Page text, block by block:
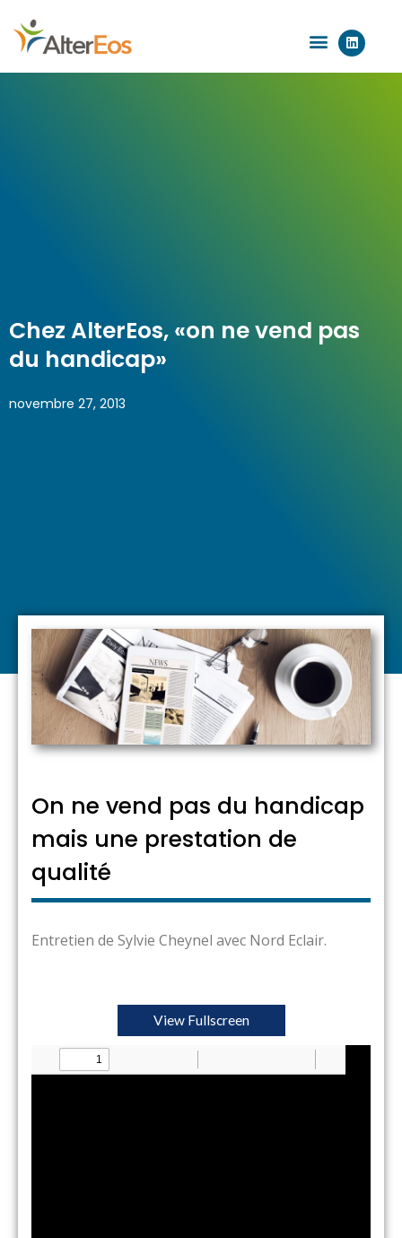
Menu
L
i
n
k
Chez AlterEos, «on ne vend pas
du handicap»
novembre 27, 2013
On ne vend pas du handicap
mais une prestation de
qualité
Entretien de Sylvie Cheynel avec Nord Eclair.
View Fullscreen